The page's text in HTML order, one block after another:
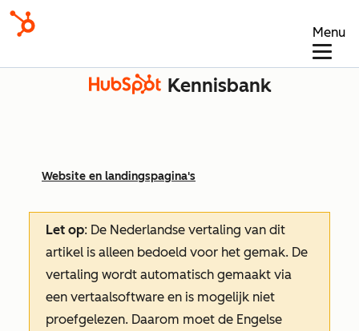
Menu
Kennisbank
Website en landingspagina's
Let op: De Nederlandse vertaling van dit
artikel is alleen bedoeld voor het gemak. De
vertaling wordt automatisch gemaakt via
een vertaalsoftware en is mogelijk niet
proefgelezen. Daarom moet de Engelse